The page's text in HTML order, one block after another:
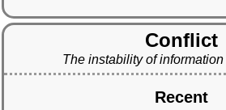
Conflict
The instability of information
Recent